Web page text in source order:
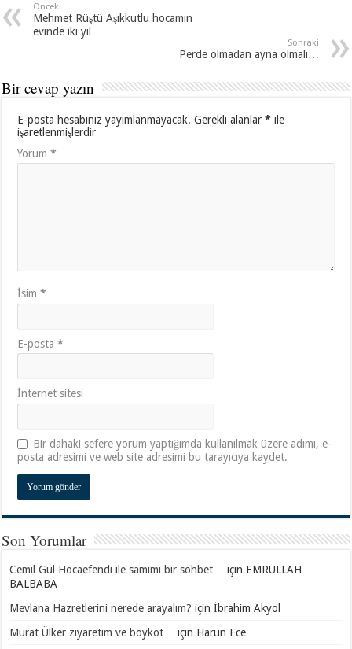
Önceki
Mehmet Rüştü Aşıkkutlu hocamın
evinde iki yıl
Sonraki
Perde olmadan ayna olmalı…
Bir cevap yazın
E-posta hesabınız yayımlanmayacak. Gerekli alanlar* ile
işaretlenmişlerdir
Yorum*
İsim*
E-posta*
İnternet sitesi
Bir dahaki sefere yorum yaptığımda kullanılmak üzere adımı, e-
posta adresimi ve web site adresimi bu tarayıcıya kaydet.
Son Yorumlar
Cemil Gül Hocaefendi ile samimi bir sohbet… için EMRULLAH
BALBABA
Mevlana Hazretlerini nerede arayalım? içinİbrahim Akyol
Murat Ülker ziyaretim ve boykot…
için Harun Ece